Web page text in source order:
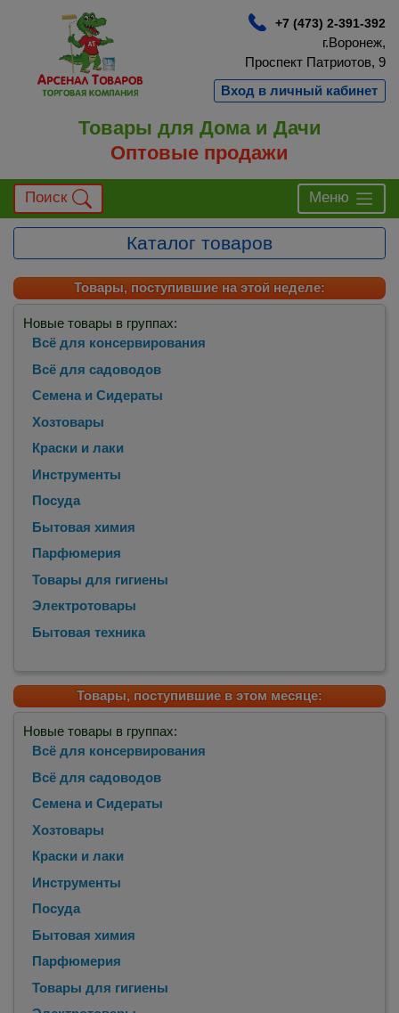
+7 (473) 2-391-392
г.Воронеж,
Проспект Патриотов, 9
Вход в личный кабинет
Товары для Дома и Дачи
Оптовые продажи
Поиск Меню
Каталог товаров
Товары, поступившие на этой неделе:
Новые товары в группах:
Всё для консервирования
Всё для садоводов
Семена и Сидераты
Хозтовары
Краски и лаки
Инструменты
Посуда
Бытовая химия
Парфюмерия
Товары для гигиены
Электротовары
Бытовая техника
Товары, поступившие в этом месяце:
Новые товары в группах:
Всё для консервирования
Всё для садоводов
Семена и Сидераты
Хозтовары
Краски и лаки
Инструменты
Посуда
Бытовая химия
Парфюмерия
Товары для гигиены